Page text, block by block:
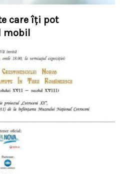
care îți pot
mobil